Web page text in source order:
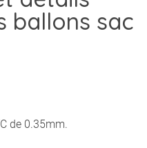
ballons sac
de 0.35mm.